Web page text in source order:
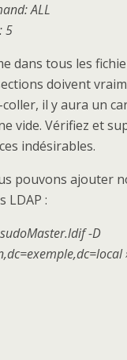
ALL
5
dans tous les
doivent
il y aura un
vide. Vérifiez et
indésirables.
pouvons ajouter
LDAP :
-D